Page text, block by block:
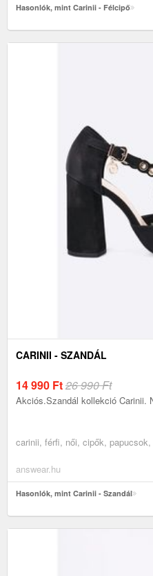
Hasonlók, mint Carinii - Félcipő
CARINII - SZANDÁL
14 990 Ft26 990 Ft
Akciós.Szandál kollekció Carinii.
carinii, férfi, női, cipők,
answear.hu
Hasonlók, mint Carinii - Szandál